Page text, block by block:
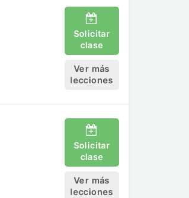
Solicitar
clase
Ver más
lecciones
Solicitar
clase
Ver más
lecciones